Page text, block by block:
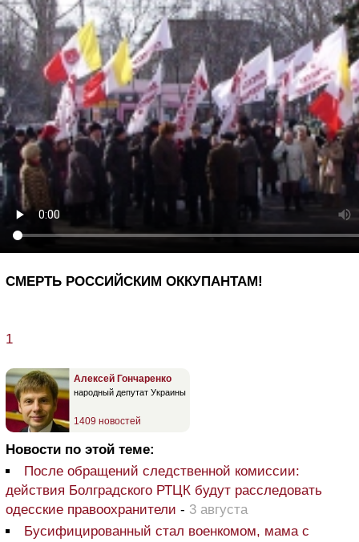
СМЕРТЬ РОССИЙСКИМ ОККУПАНТАМ!
1
Алексей Гончаренко
народный депутат Украины
1409 новостей
Новости по этой теме:
После обращений следственной комиссии:
действия Болградского РТЦК будут расследовать
одесские правоохранители - 3 августа
Бусифицированный стал военкомом, мама с